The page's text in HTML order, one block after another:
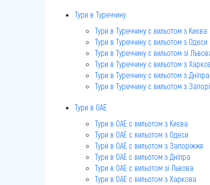
Тури в Туреччину
Тури в Туреччину c вильотом з Києва
Тури в Туреччину c вильотом з Одеси
Тури в Туреччину c вильотом зі
Тури в Туреччину c вильотом з
Тури в Туреччину c вильотом з Дніпра
Тури в Туреччину c вильотом з
Тури в ОАЕ
Тури в ОАЕ c вильотом з Києва
Тури в ОАЕ c вильотом з Одеси
Тури в ОАЕ c вильотом з Запоріжжя
Тури в ОАЕ c вильотом з Дніпра
Тури в ОАЕ c вильотом зі Львова
Тури в ОАЕ c вильотом з Харкова